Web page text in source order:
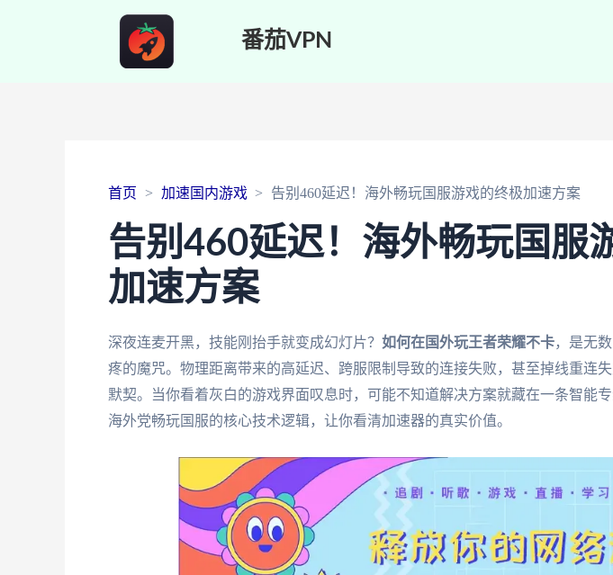
番茄VPN
首页 加速国内游戏 告别460延迟！海外畅玩国服游戏的终极加速方案
告别460延迟！海外畅玩国服
加速方案
深夜连麦开黑，技能刚抬手就变成幻灯片？ 如何在国外玩王者荣耀不卡，是无
疼的魔咒。物理距离带来的高延迟、跨服限制导致的连接失败，甚至掉线重连
默契。当你看着灰白的游戏界面叹息时，可能不知道解决方案就藏在一条智
海外党畅玩国服的核心技术逻辑，让你看清加速器的真实价值。